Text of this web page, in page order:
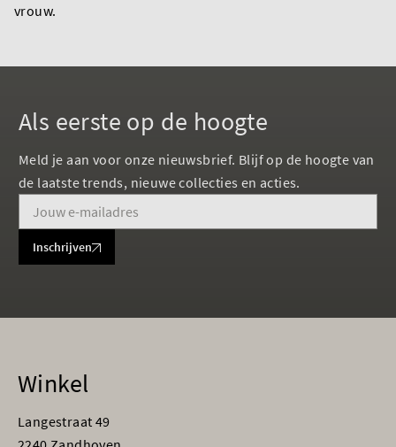
vrouw.
Als eerste op de hoogte
Meld je aan voor onze nieuwsbrief. Blijf op de hoogte van
de laatste trends, nieuwe collecties en acties.
Inschrijven
Winkel
Langestraat 49